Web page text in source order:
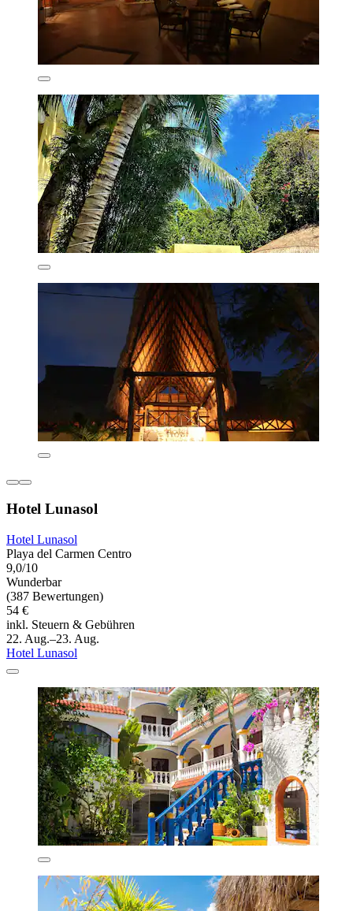
Hotel Lunasol
Hotel Lunasol
Playa del Carmen Centro
9,0/10
Wunderbar
(387 Bewertungen)
54 €
inkl. Steuern & Gebühren
22. Aug.–23. Aug.
Hotel Lunasol